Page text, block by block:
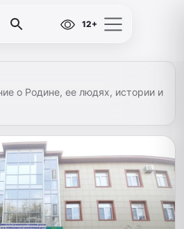
12+
о Родине, ее людях, истории и